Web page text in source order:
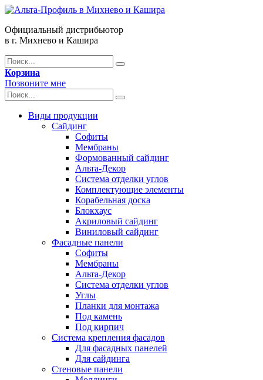
Официальный дистрибьютор
в г. Михнево и Кашира
Корзина
Позвоните мне
Виды продукции
Сайдинг
Софиты
Мембраны
Формованный сайдинг
Альта-Декор
Система отделки углов
Комплектующие элементы
Корабельная доска
Блокхаус
Акриловый сайдинг
Виниловый сайдинг
Фасадные панели
Софиты
Мембраны
Альта-Декор
Система отделки углов
Углы
Планки для монтажа
Под камень
Под кирпич
Система крепления фасадов
Для фасадных панелей
Для сайдинга
Стеновые панели